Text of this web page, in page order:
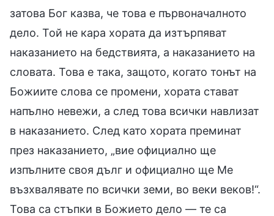
затова Бог казва, че това е първоначалното
дело. Той не кара хората да изтърпяват
наказанието на бедствията, а наказанието на
словата. Това е така, защото, когато тонът на
Божиите слова се промени, хората стават
напълно невежи, а след това всички навлизат
в наказанието. След като хората преминат
през наказанието, „вие официално ще
изпълните своя дълг и официално ще Ме
възхвалявате по всички земи, во веки веков!“.
Това са стъпки в Божието дело — те са